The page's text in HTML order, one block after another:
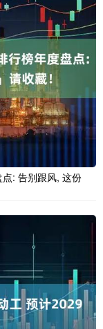
: 告别跟风, 这份